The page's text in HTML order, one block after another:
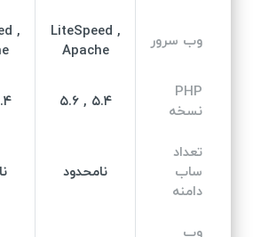
وب سرور
LiteSpeed ,
Apache
,
PHP
نسخه
۵.۴ , ۵.۶
تعداد
ساب
دامنه
نامحدود
وب